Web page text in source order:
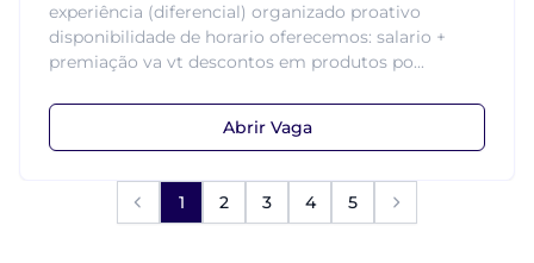
experiência (diferencial) organizado proativo
disponibilidade de horario oferecemos: salario +
premiação va vt descontos em produtos po...
Abrir Vaga
1 2 3 4 5